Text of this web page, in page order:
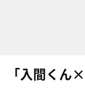
「入間くん